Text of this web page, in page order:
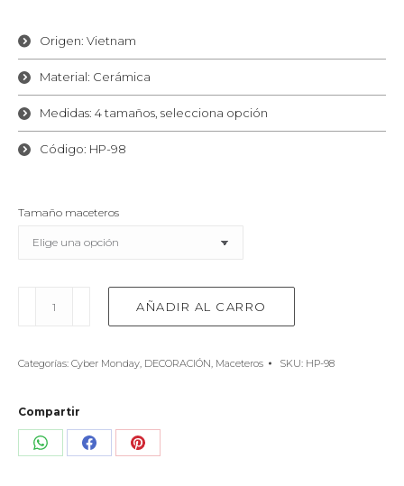
$39.000
hasta
$198.000
Origen: Vietnam
Material: Cerámica
Medidas: 4 tamaños, selecciona opción
Código: HP-98
Tamaño maceteros
Rustico
Set/
AÑADIR AL CARRO
Categorías: Cyber Monday, DECORACIÓN, Maceteros SKU: HP-98
Compartir
Share Share Share